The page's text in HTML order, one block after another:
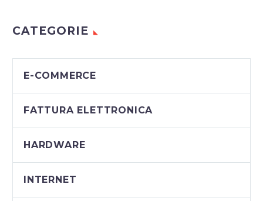
CATEGORIE
E-COMMERCE
FATTURA ELETTRONICA
HARDWARE
INTERNET